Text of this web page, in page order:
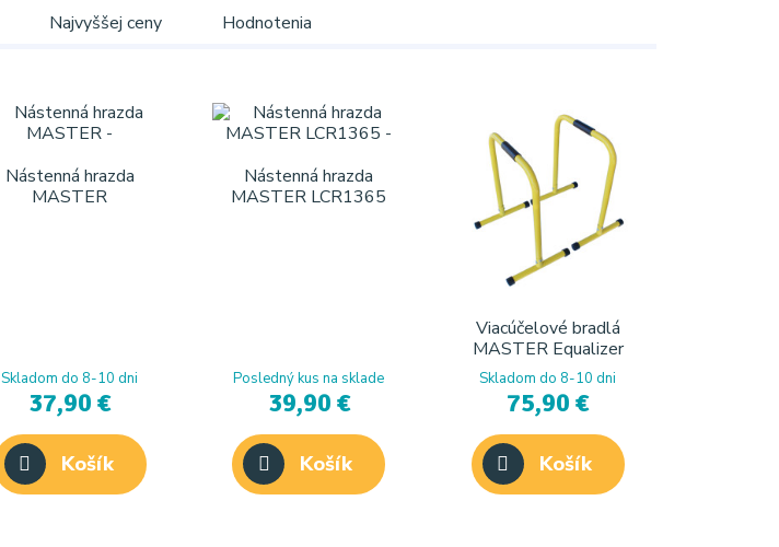
Najvyššej ceny Hodnotenia
Nástenná hrazda
MASTER
Skladom do 8-10 dni
37,90 €
Košík
Nástenná hrazda
MASTER LCR1365
Posledný kus na sklade
39,90 €
Košík
Viacúčelové bradlá
MASTER Equalizer
Skladom do 8-10 dni
75,90 €
Košík